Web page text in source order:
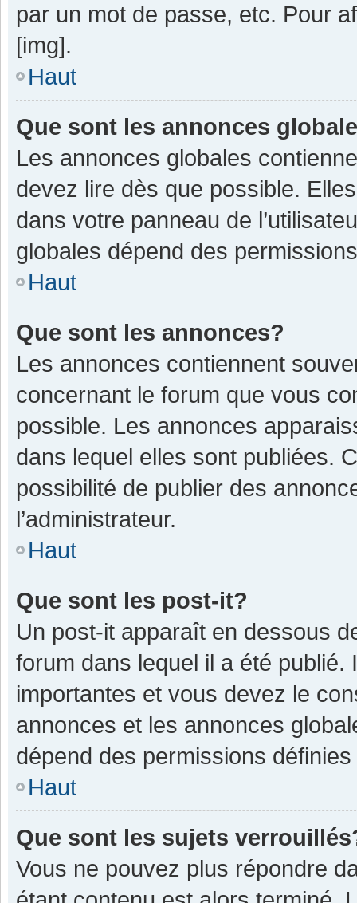
par un mot de passe, etc. Pour
[img].
Haut
Que sont les annonces
Les annonces globales
devez lire dès que possible.
dans votre panneau de
globales dépend des
Haut
Que sont les annonces?
Les annonces contiennent
concernant le forum que vous
possible. Les annonces
dans lequel elles sont publiées.
possibilité de publier des
l’administrateur.
Haut
Que sont les post-it?
Un post-it apparaît en dessous
forum dans lequel il a été
importantes et vous devez le
annonces et les annonces
dépend des permissions définies
Haut
Que sont les sujets
Vous ne pouvez plus répondre